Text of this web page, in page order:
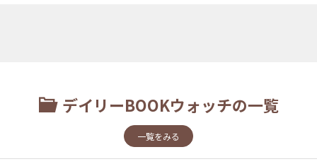
デイリーBOOKウォッチの一覧
一覧をみる